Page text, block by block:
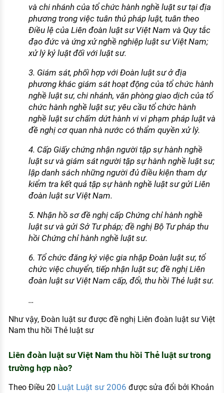
và chi nhánh của tổ chức hành nghề luật sư tại địa
phương trong việc tuân thủ pháp luật, tuân theo
Điều lệ của Liên đoàn luật sư Việt Nam và Quy tắc
đạo đức và ứng xử nghề nghiệp luật sư Việt Nam;
xử lý kỷ luật đối với luật sư.
3. Giám sát, phối hợp với Đoàn luật sư ở địa
phương khác giám sát hoạt động của tổ chức hành
nghề luật sư, chi nhánh, văn phòng giao dịch của tổ
chức hành nghề luật sư; yêu cầu tổ chức hành
nghề luật sư chấm dứt hành vi vi phạm pháp luật và
đề nghị cơ quan nhà nước có thẩm quyền xử lý.
4. Cấp Giấy chứng nhận người tập sự hành nghề
luật sư và giám sát người tập sự hành nghề luật sư;
lập danh sách những người đủ điều kiện tham dự
kiểm tra kết quả tập sự hành nghề luật sư gửi Liên
đoàn luật sư Việt Nam.
5. Nhận hồ sơ đề nghị cấp Chứng chỉ hành nghề
luật sư và gửi Sở Tư pháp; đề nghị Bộ Tư pháp thu
hồi Chứng chỉ hành nghề luật sư.
6. Tổ chức đăng ký việc gia nhập Đoàn luật sư, tổ
chức việc chuyển, tiếp nhận luật sư; đề nghị Liên
đoàn luật sư Việt Nam cấp, đổi, thu hồi Thẻ luật sư.
…
Như vậy, Đoàn luật sư được đề nghị Liên đoàn luật sư Việt
Nam thu hồi Thẻ luật sư
Liên đoàn luật sư Việt Nam thu hồi Thẻ luật sư trong
trường hợp nào?
Theo Điều 20 Luật Luật sư 2006 được sửa đổi bởi Khoản